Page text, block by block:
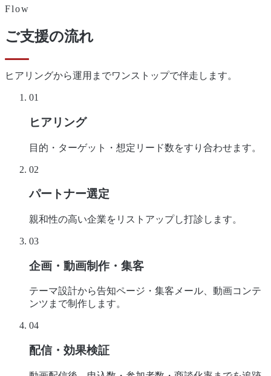
Flow
ご支援の流れ
ヒアリングから運用までワンストップで伴走します。
01
ヒアリング
目的・ターゲット・想定リード数をすり合わせます。
02
パートナー選定
親和性の高い企業をリストアップし打診します。
03
企画・動画制作・集客
テーマ設計から告知ページ・集客メール、動画コンテ
ンツまで制作します。
04
配信・効果検証